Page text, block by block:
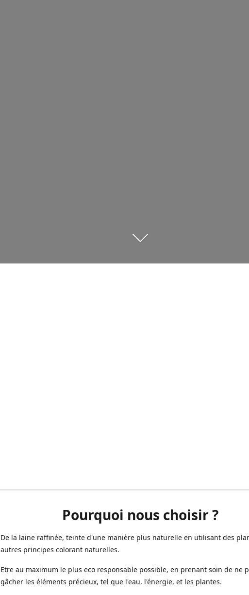
Pourquoi nous choisir ?
De la laine raffinée, teinte d'une manière plus naturelle en utilisant des
autres principes colorant naturelles.
Etre au maximum le plus eco responsable possible, en prenant soin de ne
gâcher les éléments précieux, tel que l'eau, l'énergie, et les plantes.